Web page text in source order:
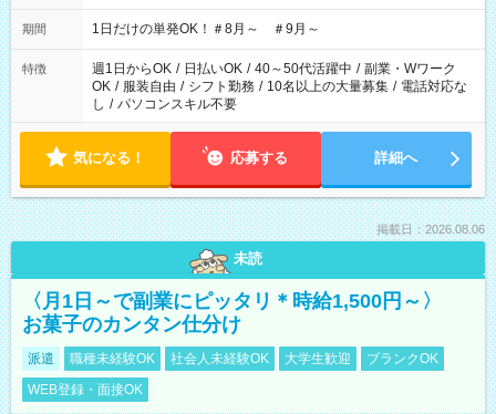
▼18:00～21:00
期間 1日だけの単発OK！＃8月～ ＃9月～
特徴 週1日からOK / 日払いOK / 40～50代活躍中 / 副業・Wワーク
OK / 服装自由 / シフト勤務 / 10名以上の大量募集 / 電話対応な
し / パソコンスキル不要
気になる！ 応募する 詳細へ
掲載日：2026.08.06
未読
〈月1日～で副業にピッタリ＊時給1,500円～〉
お菓子のカンタン仕分け
派遣 職種未経験OK 社会人未経験OK 大学生歓迎
ブランクOK
WEB登録・面接OK